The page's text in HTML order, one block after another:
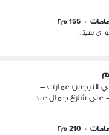
• 155 م٢
كومباوند ماونتن فيو اى سيتي، التجمع…
النرجس عمارات –
على شارع جمال عبد
• 210 م٢